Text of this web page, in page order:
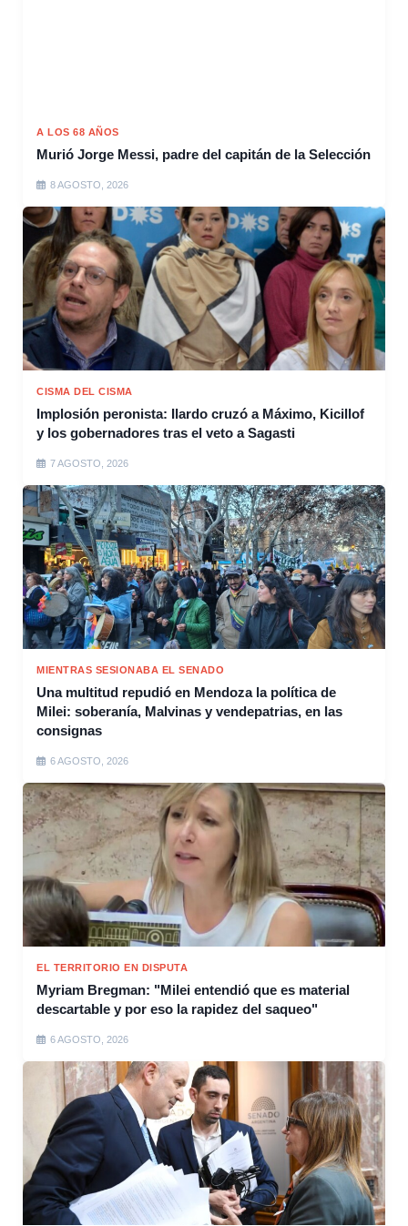
A LOS 68 AÑOS
Murió Jorge Messi, padre del capitán de la Selección
8 AGOSTO, 2026
CISMA DEL CISMA
Implosión peronista: Ilardo cruzó a Máximo, Kicillof
y los gobernadores tras el veto a Sagasti
7 AGOSTO, 2026
MIENTRAS SESIONABA EL SENADO
Una multitud repudió en Mendoza la política de
Milei: soberanía, Malvinas y vendepatrias, en las
consignas
6 AGOSTO, 2026
EL TERRITORIO EN DISPUTA
Myriam Bregman: "Milei entendió que es material
descartable y por eso la rapidez del saqueo"
6 AGOSTO, 2026